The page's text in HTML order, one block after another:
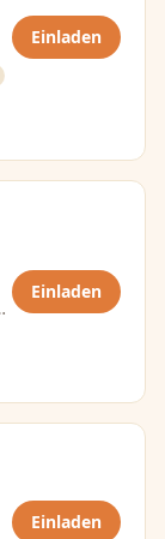
Einladen
Einladen
Einladen